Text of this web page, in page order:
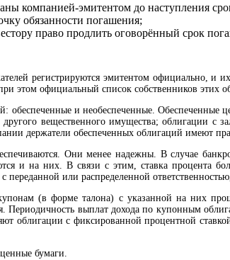
компанией-эмитентом до наступления
обязанности погашения;
право продлить оговорённый срок
регистрируются эмитентом официально, и
этом официальный список собственников этих
и необеспеченные. Обеспеченные
вещественного имущества; облигации с
держатели обеспеченных облигаций имеют
Они менее надежны. В случае
и на них. В связи с этим, ставка процента
или распределенной
(в форме талона) с указанной на них
выплат дохода по купонным
облигации с фиксированной процентной
бумаги.